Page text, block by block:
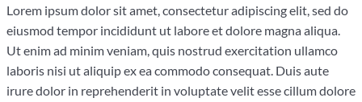
Prompt Framework
Prompt Priming
Lorem ipsum dolor sit amet, consectetur adipiscing elit, sed do
eiusmod tempor incididunt ut labore et dolore magna aliqua.
Ut enim ad minim veniam, quis nostrud exercitation ullamco
laboris nisi ut aliquip ex ea commodo consequat. Duis aute
irure dolor in reprehenderit in voluptate velit esse cillum dolore